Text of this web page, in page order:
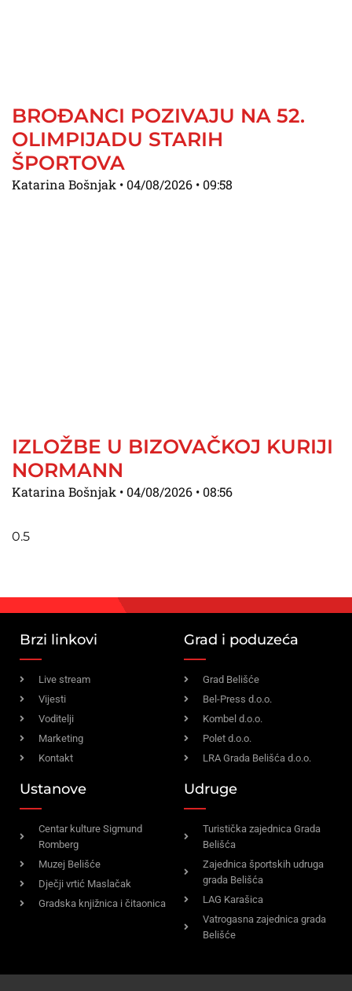
BROĐANCI POZIVAJU NA 52.
OLIMPIJADU STARIH
ŠPORTOVA
Katarina Bošnjak 04/08/2026 09:58
IZLOŽBE U BIZOVAČKOJ KURIJI
NORMANN
Katarina Bošnjak 04/08/2026 08:56
Brzi linkovi
Live stream
Vijesti
Voditelji
Marketing
Kontakt
Grad i poduzeća
Grad Belišće
Bel-Press d.o.o.
Kombel d.o.o.
Polet d.o.o.
LRA Grada Belišća d.o.o.
Ustanove
Centar kulture Sigmund
Romberg
Muzej Belišće
Dječji vrtić Maslačak
Gradska knjižnica i čitaonica
Udruge
Turistička zajednica Grada
Belišća
Zajednica športskih udruga
grada Belišća
LAG Karašica
Vatrogasna zajednica grada
Belišće